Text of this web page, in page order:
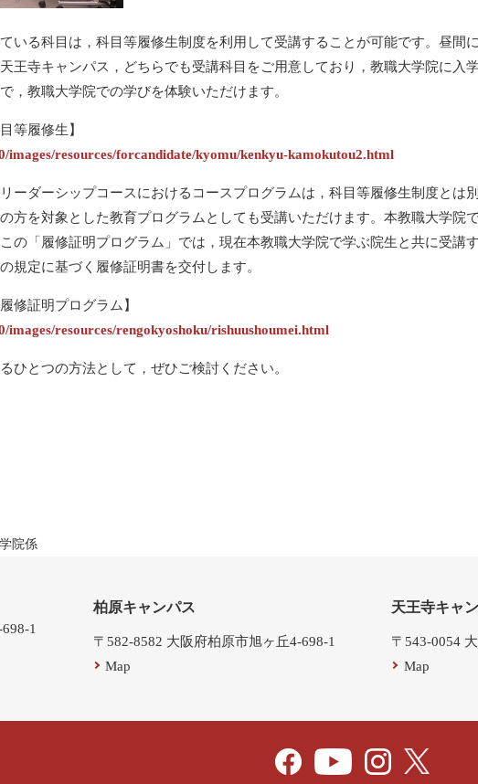
いる科目は，科目等履修生制度を利用して受講することが可能です。昼間
王寺キャンパス，どちらでも受講科目をご用意しており，教職大学院に入
，教職大学院での学びを体験いただけます。
等履修生】
images/resources/forcandidate/kyomu/kenkyu-kamokutou2.html
ーダーシップコースにおけるコースプログラムは，科目等履修生制度とは
方を対象とした教育プログラムとしても受講いただけます。本教職大学院
の「履修証明プログラム」では，現在本教職大学院で学ぶ院生と共に受講
規定に基づく履修証明書を交付します。
修証明プログラム】
resources/rengokyoshoku/rishuushoumei.html
とつの方法として，ぜひご検討ください。
院係
1
柏原キャンパス
〒582-8582 大阪府柏原市旭ヶ丘4-698-1
Map
天王寺キャ
〒543-0054
Map